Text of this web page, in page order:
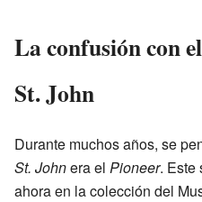
La confusión con
St. John
Durante muchos años, se
St. Johnera el Pioneer. Este
ahora en la colección del